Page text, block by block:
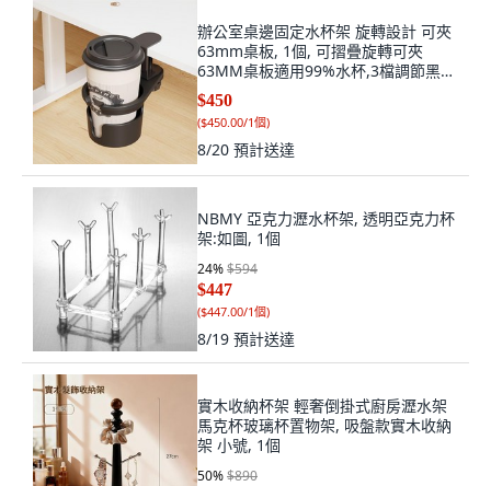
辦公室桌邊固定水杯架 旋轉設計 可夾
63mm桌板, 1個, 可摺疊旋轉可夾
63MM桌板適用99%水杯,3檔調節黑色
1個裝可拆卸
$450
($450.00/1個)
8/20 預計送達
NBMY 亞克力瀝水杯架, 透明亞克力杯
架:如圖, 1個
24%$594
$447
($447.00/1個)
8/19 預計送達
實木收納杯架 輕奢倒掛式廚房瀝水架
馬克杯玻璃杯置物架, 吸盤款實木收納
架 小號, 1個
50%$890